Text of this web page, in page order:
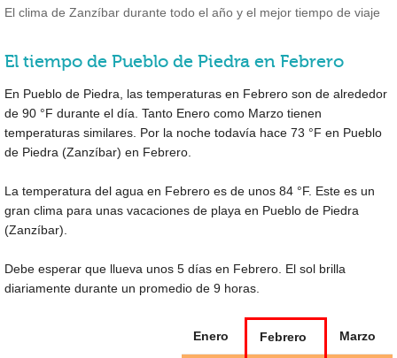
El clima de Zanzíbar durante todo el año y el mejor tiempo de viaje
El tiempo de Pueblo de Piedra en Febrero
En Pueblo de Piedra, las temperaturas en Febrero son de alrededor
de 90 °F durante el día. Tanto Enero como Marzo tienen
temperaturas similares. Por la noche todavía hace 73 °F en Pueblo
de Piedra (Zanzíbar) en Febrero.
La temperatura del agua en Febrero es de unos 84 °F. Este es un
gran clima para unas vacaciones de playa en Pueblo de Piedra
(Zanzíbar).
Debe esperar que llueva unos 5 días en Febrero. El sol brilla
diariamente durante un promedio de 9 horas.
Enero Febrero Marzo